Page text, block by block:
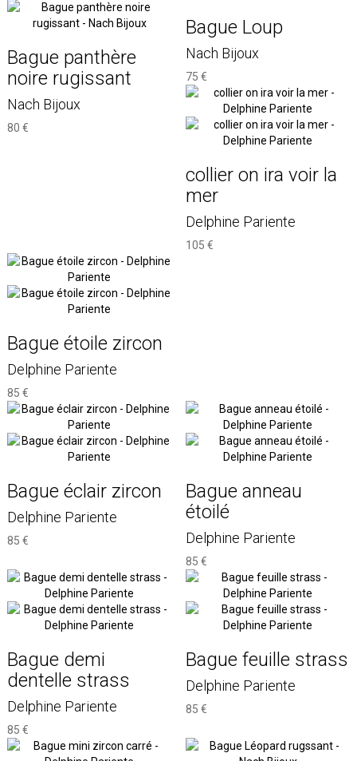
Bague panthère
noire rugissant
Nach Bijoux
80 €
Bague Loup
Nach Bijoux
75 €
collier on ira voir la
mer
Delphine Pariente
105 €
Bague étoile zircon
Delphine Pariente
85 €
Bague éclair zircon
Delphine Pariente
85 €
Bague anneau
étoilé
Delphine Pariente
85 €
Bague demi
dentelle strass
Delphine Pariente
85 €
Bague feuille strass
Delphine Pariente
85 €